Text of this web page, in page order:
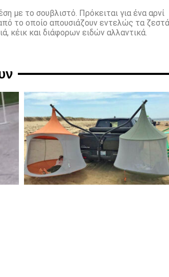
με το σουβλιστό. Πρόκειται για ένα αρνί
το οποίο απουσιάζουν εντελώς τα ζεστά
κέικ και διάφορων ειδών αλλαντικά.